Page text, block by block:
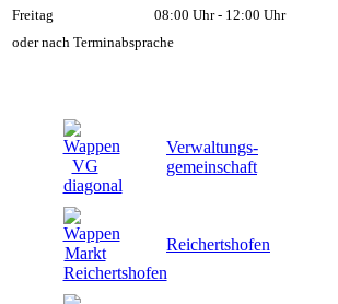
Freitag
08:00 Uhr - 12:00 Uhr
oder nach Terminabsprache
Verwaltungs-
gemeinschaft
Reichertshofen